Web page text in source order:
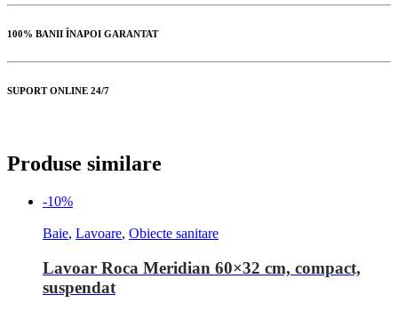
100% BANII ÎNAPOI GARANTAT
SUPORT ONLINE 24/7
Produse similare
-10%
Baie, Lavoare, Obiecte sanitare
Lavoar Roca Meridian 60×32 cm, compact,
suspendat